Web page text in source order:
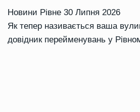
Новини Рівне 30 Липня 2026
Як тепер називається ваша
довідник перейменувань у